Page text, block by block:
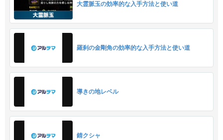
大霊脈玉の効率的な入手方法と使い道
羅刹の金剛角の効率的な入手方法と使い道
導きの地レベル
錆クシャ